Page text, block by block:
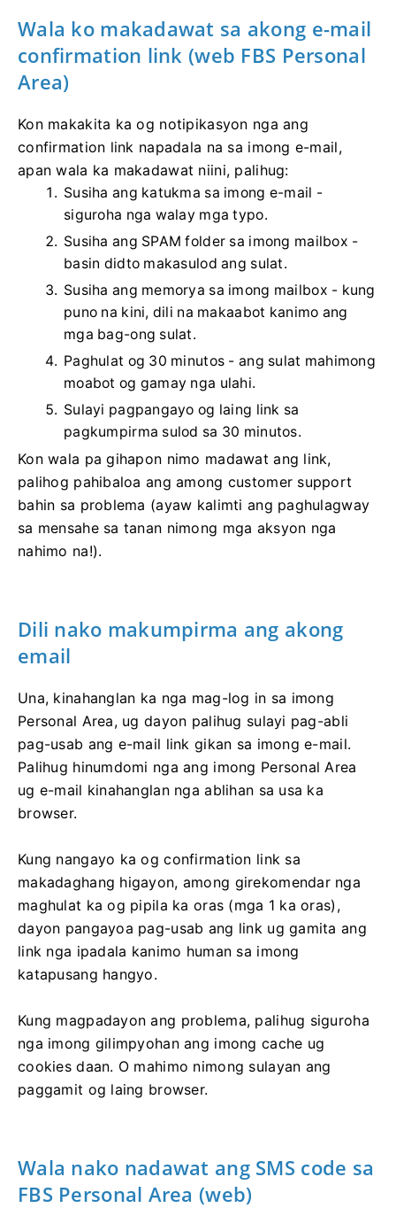
Wala ko makadawat sa akong e-mail
confirmation link (web FBS Personal
Area)
Kon makakita ka og notipikasyon nga ang
confirmation link napadala na sa imong e-mail,
apan wala ka makadawat niini, palihug:
Susiha ang katukma sa imong e-mail -
siguroha nga walay mga typo.
Susiha ang SPAM folder sa imong mailbox -
basin didto makasulod ang sulat.
Susiha ang memorya sa imong mailbox - kung
puno na kini, dili na makaabot kanimo ang
mga bag-ong sulat.
Paghulat og 30 minutos - ang sulat mahimong
moabot og gamay nga ulahi.
Sulayi pagpangayo og laing link sa
pagkumpirma sulod sa 30 minutos.
Kon wala pa gihapon nimo madawat ang link,
palihog pahibaloa ang among customer support
bahin sa problema (ayaw kalimti ang paghulagway
sa mensahe sa tanan nimong mga aksyon nga
nahimo na!).
Dili nako makumpirma ang akong
email
Una, kinahanglan ka nga mag-log in sa imong
Personal Area, ug dayon palihug sulayi pag-abli
pag-usab ang e-mail link gikan sa imong e-mail.
Palihug hinumdomi nga ang imong Personal Area
ug e-mail kinahanglan nga ablihan sa usa ka
browser.
Kung nangayo ka og confirmation link sa
makadaghang higayon, among girekomendar nga
maghulat ka og pipila ka oras (mga 1 ka oras),
dayon pangayoa pag-usab ang link ug gamita ang
link nga ipadala kanimo human sa imong
katapusang hangyo.
Kung magpadayon ang problema, palihug siguroha
nga imong gilimpyohan ang imong cache ug
cookies daan. O mahimo nimong sulayan ang
paggamit og laing browser.
Wala nako nadawat ang SMS code sa
FBS Personal Area (web)